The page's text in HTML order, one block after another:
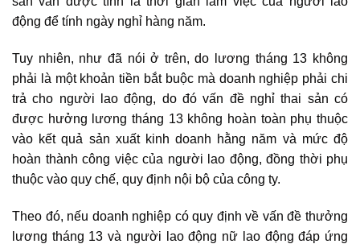
động để tính ngày nghỉ hàng năm.
Tuy nhiên, như đã nói ở trên, do lương tháng 13 không
phải là một khoản tiền bắt buộc mà doanh nghiệp phải chi
trả cho người lao động, do đó vấn đề nghỉ thai sản có
được hưởng lương tháng 13 không hoàn toàn phụ thuộc
vào kết quả sản xuất kinh doanh hằng năm và mức độ
hoàn thành công việc của người lao động, đồng thời phụ
thuộc vào quy chế, quy định nội bộ của công ty.
Theo đó, nếu doanh nghiệp có quy định về vấn đề thưởng
lương tháng 13 và người lao động nữ lao động đáp ứng